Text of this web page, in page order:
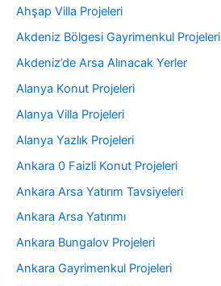
Ahşap Villa Projeleri
Akdeniz Bölgesi Gayrimenkul Projeleri
Akdeniz’de Arsa Alınacak Yerler
Alanya Konut Projeleri
Alanya Villa Projeleri
Alanya Yazlık Projeleri
Ankara 0 Faizli Konut Projeleri
Ankara Arsa Yatırım Tavsiyeleri
Ankara Arsa Yatırımı
Ankara Bungalov Projeleri
Ankara Gayrimenkul Projeleri